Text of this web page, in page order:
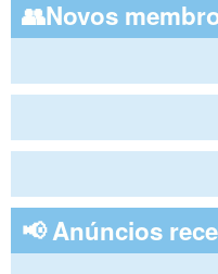
👥Novos
📢 Anúncios